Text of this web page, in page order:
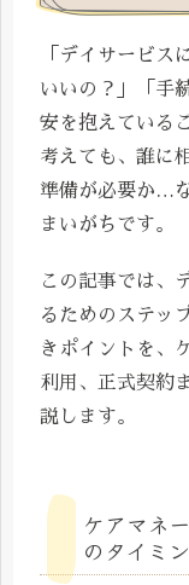
「デイサービス
いいの？」「手
安を抱えている
考えても、誰に
準備が必要か…
まいがちです。
この記事では、
るためのステッ
きポイントを、
利用、正式契約
説します。
ケアマネ
のタイミ